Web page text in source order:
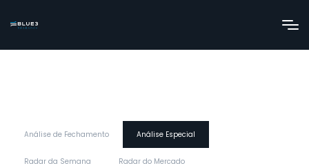
Análise de Fechamento Análise Especial
Radar da Semana Radar do Mercado